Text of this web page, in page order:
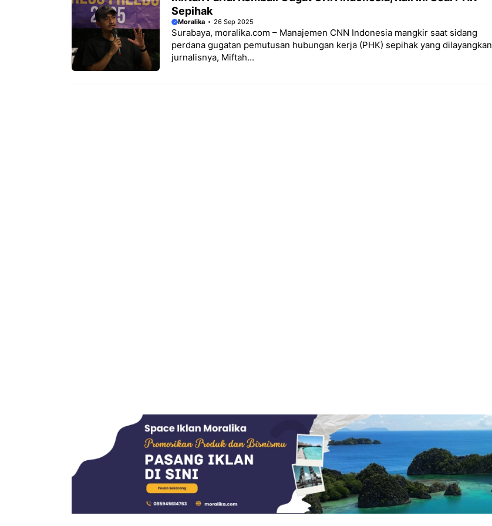
Sepihak
Moralika 26 Sep 2025
Surabaya, moralika.com – Manajemen CNN Indonesia mangkir saat sidang
perdana gugatan pemutusan hubungan kerja (PHK) sepihak yang dilayangkan
jurnalisnya, Miftah...